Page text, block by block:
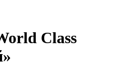
Class